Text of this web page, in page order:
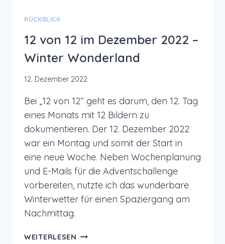
RÜCKBLICK
12 von 12 im Dezember 2022 –
Winter Wonderland
12. Dezember 2022
Bei „12 von 12“ geht es darum, den 12. Tag
eines Monats mit 12 Bildern zu
dokumentieren. Der 12. Dezember 2022
war ein Montag und somit der Start in
eine neue Woche. Neben Wochenplanung
und E-Mails für die Adventschallenge
vorbereiten, nutzte ich das wunderbare
Winterwetter für einen Spaziergang am
Nachmittag.
WEITERLESEN 12